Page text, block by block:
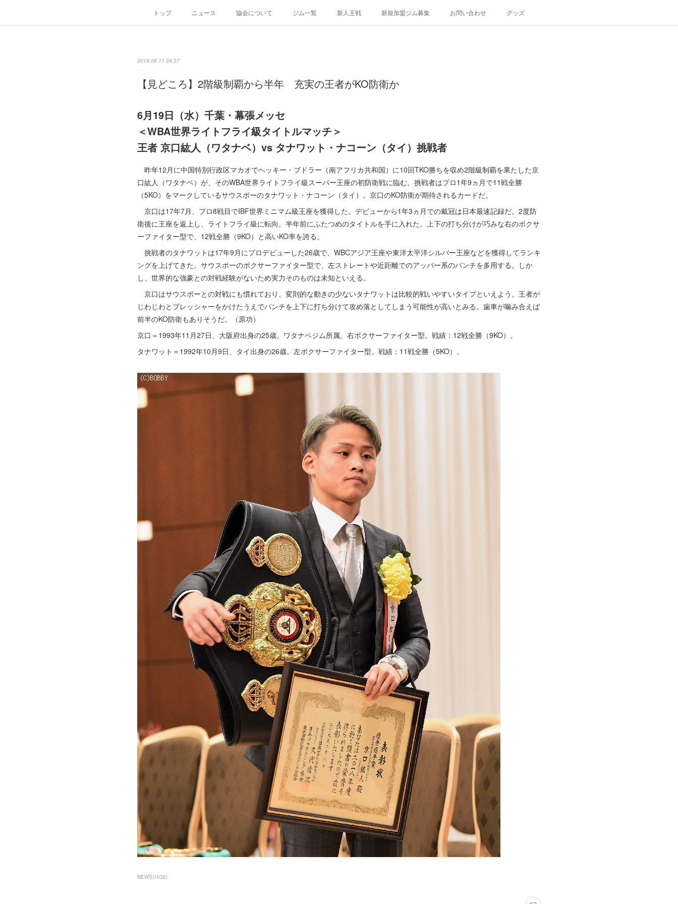
トップ ニュース 協会について ジム一覧 新人王戦 新規加盟ジム募集 お問い合わせ グッズ
2019.06.11 04:37
【見どころ】2階級制覇から半年 充実の王者がKO防衛か
6月19日（水）千葉・幕張メッセ
＜WBA世界ライトフライ級タイトルマッチ＞
王者 京口紘人（ワタナベ）vs タナワット・ナコーン（タイ）挑戦者
昨年12月に中国特別行政区マカオでヘッキー・ブドラー（南アフリカ共和国）に10回TKO勝ちを収め2階級制覇を果たした京
口紘人（ワタナベ）が、そのWBA世界ライトフライ級スーパー王座の初防衛戦に臨む。挑戦者はプロ1年9ヵ月で11戦全勝
（5KO）をマークしているサウスポーのタナワット・ナコーン（タイ）。京口のKO防衛が期待されるカードだ。
京口は17年7月、プロ8戦目でIBF世界ミニマム級王座を獲得した。デビューから1年3ヵ月での戴冠は日本最速記録だ。2度防
衛後に王座を返上し、ライトフライ級に転向。半年前にふたつめのタイトルを手に入れた。上下の打ち分けが巧みな右のボクサ
ーファイター型で、12戦全勝（9KO）と高いKO率を誇る。
挑戦者のタナワットは17年9月にプロデビューした26歳で、WBCアジア王座や東洋太平洋シルバー王座などを獲得してランキ
ングを上げてきた。サウスポーのボクサーファイター型で、左ストレートや近距離でのアッパー系のパンチを多用する。しか
し、世界的な強豪との対戦経験がないため実力そのものは未知といえる。
京口はサウスポーとの対戦にも慣れており、変則的な動きの少ないタナワットは比較的戦いやすいタイプといえよう。王者が
じわじわとプレッシャーをかけたうえでパンチを上下に打ち分けて攻め落としてしまう可能性が高いとみる。歯車が噛み合えば
前半のKO防衛もありそうだ。（原功）
京口＝1993年11月27日、大阪府出身の25歳。ワタナベジム所属。右ボクサーファイター型。戦績：12戦全勝（9KO）。
タナワット＝1992年10月9日、タイ出身の26歳。左ボクサーファイター型。戦績：11戦全勝（5KO）。
NEWS(1032)